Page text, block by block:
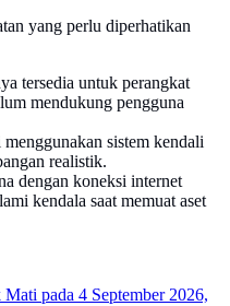
yang perlu diperhatikan
tersedia untuk perangkat
mendukung pengguna
sistem kendali
realistik.
dengan koneksi internet
kendala saat memuat aset
pada 4 September 2026,